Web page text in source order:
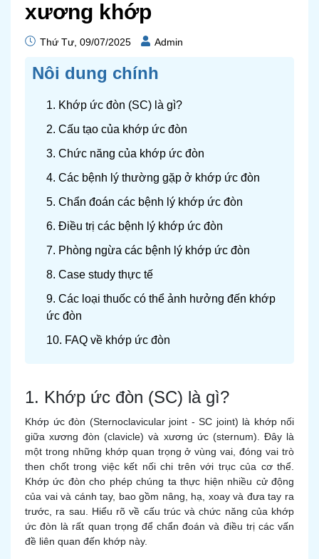
xương khớp
Thứ Tư, 09/07/2025 Admin
Nôi dung chính
1. Khớp ức đòn (SC) là gì?
2. Cấu tạo của khớp ức đòn
3. Chức năng của khớp ức đòn
4. Các bệnh lý thường gặp ở khớp ức đòn
5. Chẩn đoán các bệnh lý khớp ức đòn
6. Điều trị các bệnh lý khớp ức đòn
7. Phòng ngừa các bệnh lý khớp ức đòn
8. Case study thực tế
9. Các loại thuốc có thể ảnh hưởng đến khớp
ức đòn
10. FAQ về khớp ức đòn
1. Khớp ức đòn (SC) là gì?
Khớp ức đòn (Sternoclavicular joint - SC joint) là khớp nối
giữa xương đòn (clavicle) và xương ức (sternum). Đây là
một trong những khớp quan trọng ở vùng vai, đóng vai trò
then chốt trong việc kết nối chi trên với trục của cơ thể.
Khớp ức đòn cho phép chúng ta thực hiện nhiều cử động
của vai và cánh tay, bao gồm nâng, hạ, xoay và đưa tay ra
trước, ra sau. Hiểu rõ về cấu trúc và chức năng của khớp
ức đòn là rất quan trọng để chẩn đoán và điều trị các vấn
đề liên quan đến khớp này.